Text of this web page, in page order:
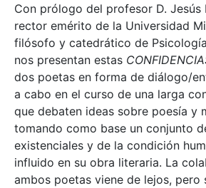
Con prólogo del profesor D. Jesús
rector emérito de la Universidad
filósofo y catedrático de
nos presentan estas
dos poetas en forma de diálogo/
a cabo en el curso de una larga
que debaten ideas sobre poesía y
tomando como base un conjunto
existenciales y de la condición
influido en su obra literaria. La
ambos poetas viene de lejos, pero